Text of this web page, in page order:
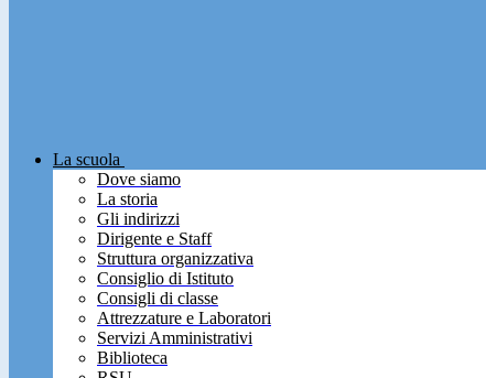
La scuola
Dove siamo
La storia
Gli indirizzi
Dirigente e Staff
Struttura organizzativa
Consiglio di Istituto
Consigli di classe
Attrezzature e Laboratori
Servizi Amministrativi
Biblioteca